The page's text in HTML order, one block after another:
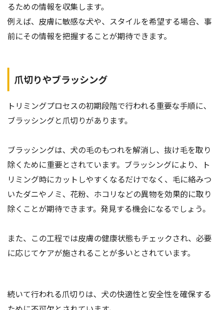
るための情報を収集します。
例えば、皮膚に敏感な犬や、スタイルを希望する場合、事
前にその情報を把握することが期待できます。
爪切りやブラッシング
トリミングプロセスの初期段階で行われる重要な手順に、
ブラッシングと爪切りがあります。
ブラッシングは、犬の毛のもつれを解消し、抜け毛を取り
除くために重要とされています。ブラッシングにより、ト
リミング時にカットしやすくなるだけでなく、毛に絡みつ
いたダニやノミ、花粉、ホコリなどの異物を効果的に取り
除くことが期待できます。発見する機会になるでしょう。
また、この工程では皮膚の健康状態もチェックされ、必要
に応じてケアが施されることが多いとされています。
続いて行われる爪切りは、犬の快適性と安全性を確保する